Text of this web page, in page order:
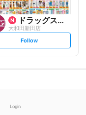
ドラッグストアコスモス
大和田新田店
s
l
Follow
Login